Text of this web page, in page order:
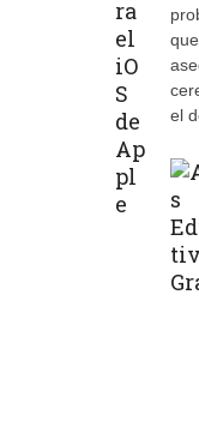
el